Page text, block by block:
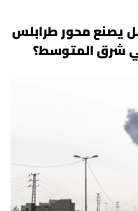
يصنع محور طرابلس
شرق المتوسط؟